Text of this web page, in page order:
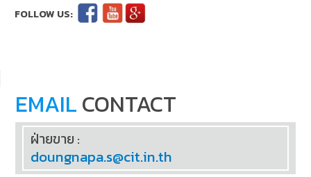
EMAILCONTACT
ฝ่ายขาย :
doungnapa.s@cit.in.th